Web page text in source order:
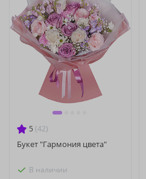
5 (42)
Букет "Гармония цвета"
В наличии